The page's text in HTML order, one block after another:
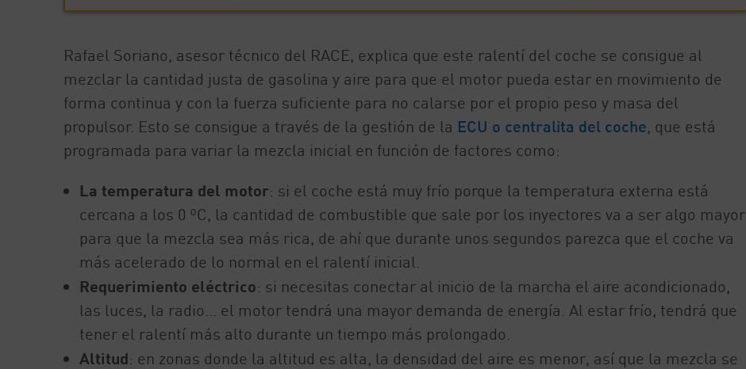
Rafael Soriano, asesor técnico del RACE, explica que este ralentí del coche se consigue al
mezclar la cantidad justa de gasolina y aire para que el motor pueda estar en movimiento de
forma continua y con la fuerza suficiente para no calarse por el propio peso y masa del
propulsor. Esto se consigue a través de la gestión de la ECU o centralita del coche, que está
programada para variar la mezcla inicial en función de factores como:
La temperatura del motor: si el coche está muy frío porque la temperatura externa está
cercana a los 0 ºC, la cantidad de combustible que sale por los inyectores va a ser algo mayor
para que la mezcla sea más rica, de ahí que durante unos segundos parezca que el coche va
más acelerado de lo normal en el ralentí inicial.
Requerimiento eléctrico: si necesitas conectar al inicio de la marcha el aire acondicionado,
las luces, la radio… el motor tendrá una mayor demanda de energía. Al estar frío, tendrá que
tener el ralentí más alto durante un tiempo más prolongado.
Altitud: en zonas donde la altitud es alta, la densidad del aire es menor, así que la mezcla se